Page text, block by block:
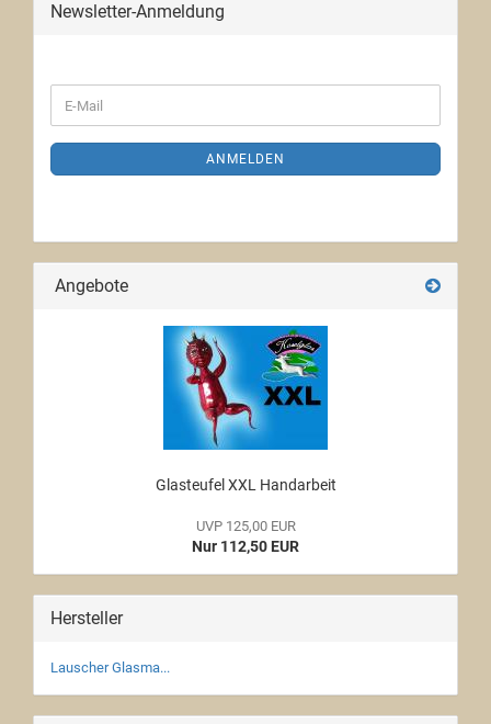
Newsletter-Anmeldung
ANMELDEN
Angebote
Glasteufel XXL Handarbeit
UVP 125,00 EUR
Nur 112,50 EUR
Hersteller
Lauscher Glasma...